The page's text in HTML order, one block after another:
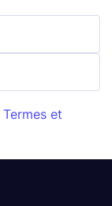
Termes et